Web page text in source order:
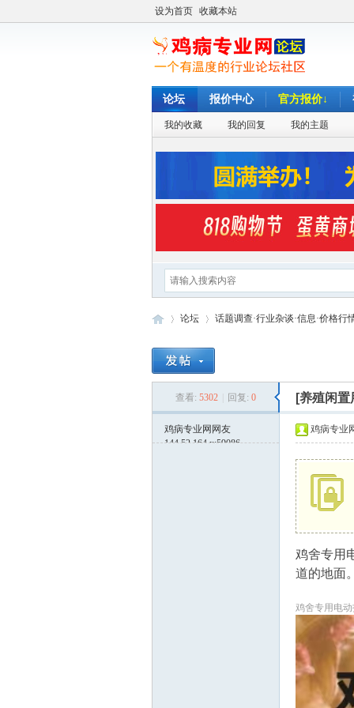
设为首页 收藏本站
论坛 报价中心 官方报价↓
我的收藏 我的回复 我的主题
论坛 话题调查·行业杂谈·信息·价格行
查看: 5302 回复: 0 [养殖闲
鸡病专业网网友
144.52.164.x:59086
鸡病专业
鸡舍专用
道的地面
鸡舍专用电